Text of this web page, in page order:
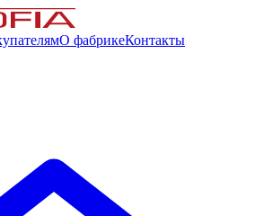
О фабрикеКонтакты